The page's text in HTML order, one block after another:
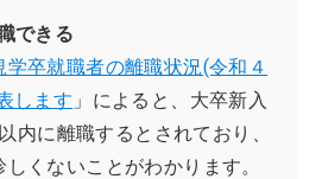
できる
学卒就職者の離職状況(令和４
します 」によると、大卒新入
内に離職するとされており、
くないことがわかります。